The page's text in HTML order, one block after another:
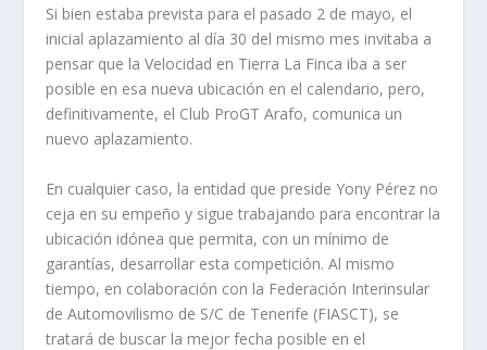
Si bien estaba prevista para el pasado 2 de mayo, el
inicial aplazamiento al día 30 del mismo mes invitaba a
pensar que la Velocidad en Tierra La Finca iba a ser
posible en esa nueva ubicación en el calendario, pero,
definitivamente, el Club ProGT Arafo, comunica un
nuevo aplazamiento.
En cualquier caso, la entidad que preside Yony Pérez no
ceja en su empeño y sigue trabajando para encontrar la
ubicación idónea que permita, con un mínimo de
garantías, desarrollar esta competición. Al mismo
tiempo, en colaboración con la Federación Interinsular
de Automovilismo de S/C de Tenerife (FIASCT), se
tratará de buscar la mejor fecha posible en el